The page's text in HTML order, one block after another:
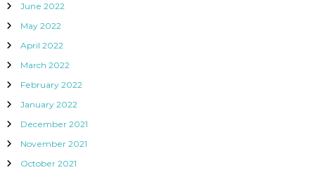
June 2022
May 2022
April 2022
March 2022
February 2022
January 2022
December 2021
November 2021
October 2021